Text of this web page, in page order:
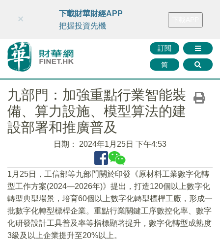
財華智庫網 FINTV FINMETA 財華證券 媒體矩陣
訂閱
简
×
下載財華財經APP
把握投資先機
九部門：加強重點行業智能裝
備、算力設施、模型算法的建
設部署和推廣普及
日期： 2024年1月25日 下午4:53
1月25日，工信部等九部門關於印發《原材料工業數字化轉
型工作方案(2024—2026年)》提出，打造120個以上數字化
轉型典型場景，培育60個以上數字化轉型標桿工廠，形成一
批數字化轉型標桿企業。重點行業關鍵工序數控化率、數字
化研發設計工具普及率等指標顯著提升，數字化轉型成熟度
3級及以上企業提升至20%以上。